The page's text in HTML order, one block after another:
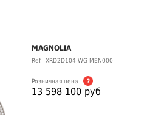
MAGNOLIA
Ref.: XRD2D104 WG MEN000
Розничная цена ?
13 598 100 руб